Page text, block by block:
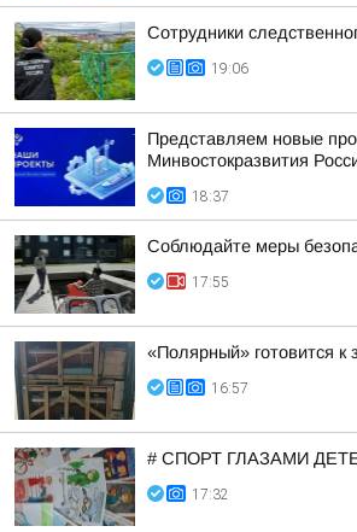
Сотрудники
19:06
Представляем новые
Минвостокразвития
18:37
Соблюдайте меры
17:55
«Полярный» готовится к
16:57
# СПОРТ ГЛАЗАМИ
17:32